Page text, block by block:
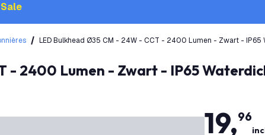
Sale
LED Bulkhead Ø35 CM - 24W - CCT - 2400 Lumen - Zwart -
- 2400 Lumen - Zwart - IP65
19,96